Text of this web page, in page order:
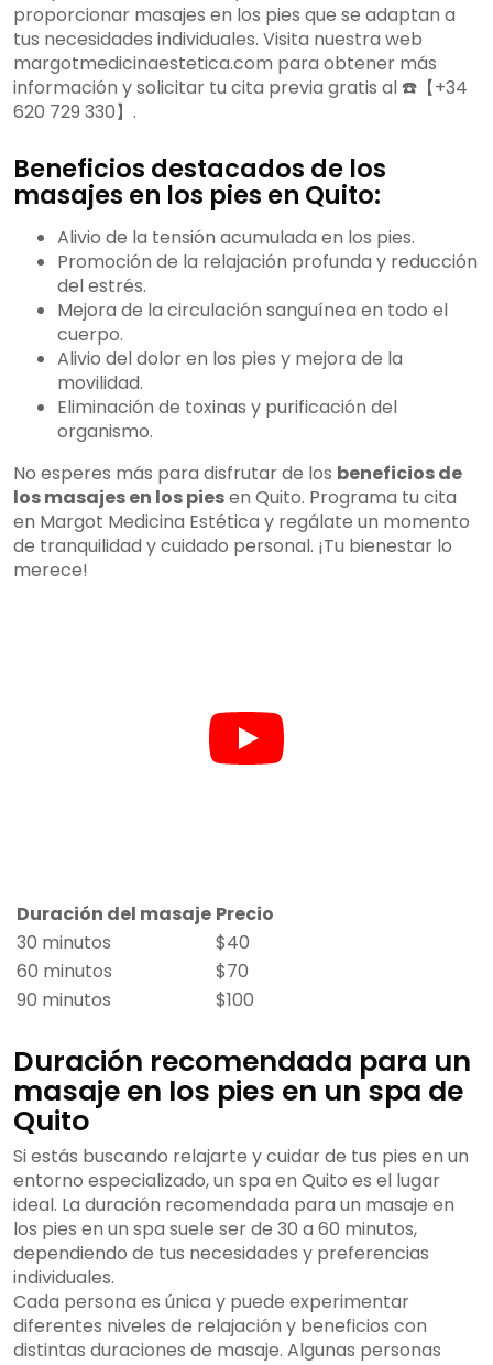
proporcionar masajes en los pies que se adaptan a
tus necesidades individuales. Visita nuestra web
margotmedicinaestetica.com para obtener más
información y solicitar tu cita previa gratis al ☎️【+34
620 729 330】.
Beneficios destacados de los
masajes en los pies en Quito:
Alivio de la tensión acumulada en los pies.
Promoción de la relajación profunda y reducción
del estrés.
Mejora de la circulación sanguínea en todo el
cuerpo.
Alivio del dolor en los pies y mejora de la
movilidad.
Eliminación de toxinas y purificación del
organismo.
No esperes más para disfrutar de los beneficios de
los masajes en los piesen Quito. Programa tu cita
en Margot Medicina Estética y regálate un momento
de tranquilidad y cuidado personal. ¡Tu bienestar lo
merece!
Duración del masaje Precio
30 minutos
$40
60 minutos
$70
90 minutos
$100
Duración recomendada para un
masaje en los pies en un spa de
Quito
Si estás buscando relajarte y cuidar de tus pies en un
entorno especializado, un spa en Quito es el lugar
ideal. La duración recomendada para un masaje en
los pies en un spa suele ser de 30 a 60 minutos,
dependiendo de tus necesidades y preferencias
individuales.
Cada persona es única y puede experimentar
diferentes niveles de relajación y beneficios con
distintas duraciones de masaje. Algunas personas